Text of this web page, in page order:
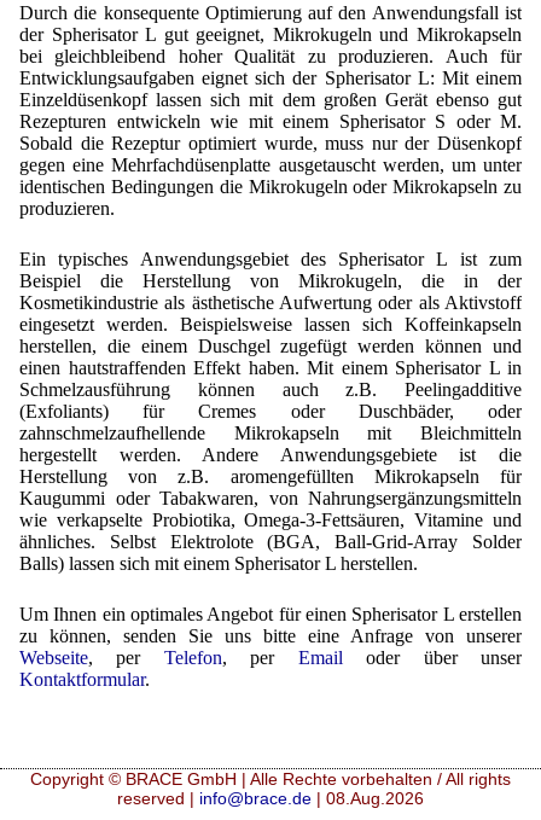
Durch die konsequente Optimierung auf den Anwendungsfall ist
der Spherisator L gut geeignet, Mikrokugeln und Mikrokapseln
bei gleichbleibend hoher Qualität zu produzieren. Auch für
Entwicklungsaufgaben eignet sich der Spherisator L: Mit einem
Einzeldüsenkopf lassen sich mit dem großen Gerät ebenso gut
Rezepturen entwickeln wie mit einem Spherisator S oder M.
Sobald die Rezeptur optimiert wurde, muss nur der Düsenkopf
gegen eine Mehrfachdüsenplatte ausgetauscht werden, um unter
identischen Bedingungen die Mikrokugeln oder Mikrokapseln zu
produzieren.
Ein typisches Anwendungsgebiet des Spherisator L ist zum
Beispiel die Herstellung von Mikrokugeln, die in der
Kosmetikindustrie als ästhetische Aufwertung oder als Aktivstoff
eingesetzt werden. Beispielsweise lassen sich Koffeinkapseln
herstellen, die einem Duschgel zugefügt werden können und
einen hautstraffenden Effekt haben. Mit einem Spherisator L in
Schmelzausführung können auch z.B. Peelingadditive
(Exfoliants) für Cremes oder Duschbäder, oder
zahnschmelzaufhellende Mikrokapseln mit Bleichmitteln
hergestellt werden. Andere Anwendungsgebiete ist die
Herstellung von z.B. aromengefüllten Mikrokapseln für
Kaugummi oder Tabakwaren, von Nahrungsergänzungsmitteln
wie verkapselte Probiotika, Omega-3-Fettsäuren, Vitamine und
ähnliches. Selbst Elektrolote (BGA, Ball-Grid-Array Solder
Balls) lassen sich mit einem Spherisator L herstellen.
Um Ihnen ein optimales Angebot für einen Spherisator L erstellen
zu können, senden Sie uns bitte eine Anfrage von unserer
Webseite, per Telefon, per Email oder über unser
Kontaktformular.
Copyright © BRACE GmbH | Alle Rechte vorbehalten / All rights
reserved | info@brace.de | 08.Aug.2026